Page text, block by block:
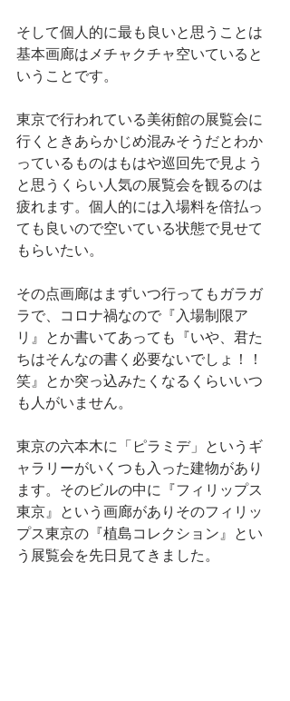
そして個人的に最も良いと思うことは
基本画廊はメチャクチャ空いていると
いうことです。
東京で行われている美術館の展覧会に
行くときあらかじめ混みそうだとわか
っているものはもはや巡回先で見よう
と思うくらい人気の展覧会を観るのは
疲れます。個人的には入場料を倍払っ
ても良いので空いている状態で見せて
もらいたい。
その点画廊はまずいつ行ってもガラガ
ラで、コロナ禍なので『入場制限ア
リ』とか書いてあっても『いや、君た
ちはそんなの書く必要ないでしょ！！
笑』とか突っ込みたくなるくらいいつ
も人がいません。
東京の六本木に「ピラミデ」というギ
ャラリーがいくつも入った建物があり
ます。そのビルの中に『フィリップス
東京』という画廊がありそのフィリッ
プス東京の『植島コレクション』とい
う展覧会を先日見てきました。